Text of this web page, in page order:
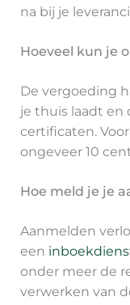
na bij je
Hoeveel kun je
De vergoeding
je thuis laadt en
certificaten.
ongeveer 10
Hoe meld je je
Aanmelden
een
onder meer de
verwerken van